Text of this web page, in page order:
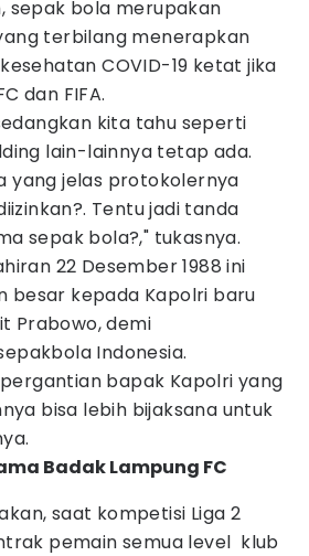
sepak bola merupakan
terbilang menerapkan
COVID-19 ketat jika
dan FIFA.
kita tahu seperti
lain-lainnya tetap ada.
yang jelas protokolernya
Tentu jadi tanda
sepak bola?," tukasnya.
22 Desember 1988 ini
besar kepada Kapolri baru
Prabowo, demi
Indonesia.
bapak Kapolri yang
bisa lebih bijaksana untuk
Badak Lampung FC
saat kompetisi Liga 2
pemain semua level klub